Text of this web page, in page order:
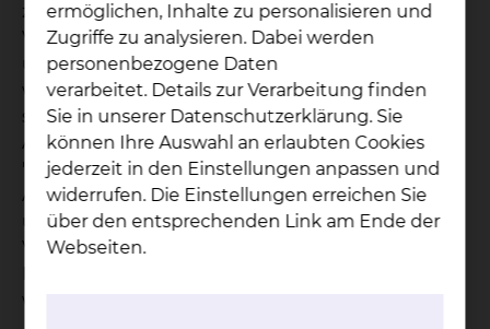
zwischen vorhersehbarer und unvorhersehbarer
Verhinderung des Wahlarztes. Bei einer
unvorhersehbaren Verhinderung Ihres Wahlarztes
wird die wahlärztliche Leistung von seinem
ständigen ärztlichen Vertreter übernommen. Bei
Abschluss eines Vertrages für die Wahlleistung
"Chefarztbehandlung" erhalten Sie eine
Aufstellung aller ständigen Vertreter der Chefärzte
unseres Klinikums. Im Falle der unvorhersehbaren
Verhinderung des Wahlarztes werden die
wahlärztliche Leistungen in Rechnung gestellt.
ermöglichen, Inhalte zu personalisieren und
Zugriffe zu analysieren. Dabei werden
personenbezogene Daten
verarbeitet. Details zur Verarbeitung finden
Sie in unserer Datenschutzerklärung. Sie
können Ihre Auswahl an erlaubten Cookies
jederzeit in den Einstellungen anpassen und
widerrufen. Die Einstellungen erreichen Sie
über den entsprechenden Link am Ende der
Webseiten.